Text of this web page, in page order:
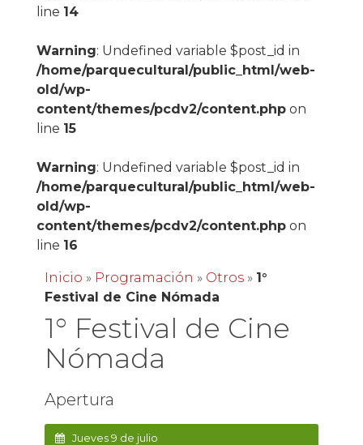
line 14
Warning: Undefined variable $post_id in
/home/parquecultural/public_html/web-
old/wp-
content/themes/pcdv2/content.phpon
line 15
Warning: Undefined variable $post_id in
/home/parquecultural/public_html/web-
old/wp-
content/themes/pcdv2/content.phpon
line 16
Inicio » Programación » Otros» 1°
Festival de Cine Nómada
1° Festival de Cine
Nómada
Apertura
Jueves 9 de julio